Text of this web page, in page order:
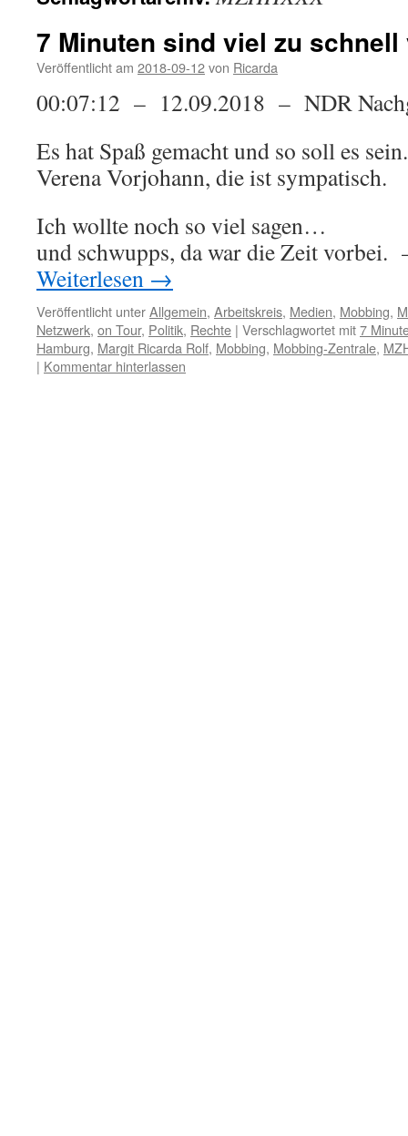
7 Minuten sind viel zu schnell
Veröffentlicht am 2018-09-12von Ricarda
00:07:12 – 12.09.2018 – NDR
Es hat Spaß gemacht und so soll es sein.
Verena Vorjohann, die ist sympatisch.
Ich wollte noch so viel sagen…
und schwupps, da war die Zeit
Weiterlesen →
Veröffentlicht unterAllgemein, Arbeitskreis, Medien, Mobbing,
Netzwerk, on Tour, Politik, Rechte | Verschlagwortet mit7
Hamburg, Margit Ricarda Rolf, Mobbing, Mobbing-Zentrale,
| Kommentar hinterlassen